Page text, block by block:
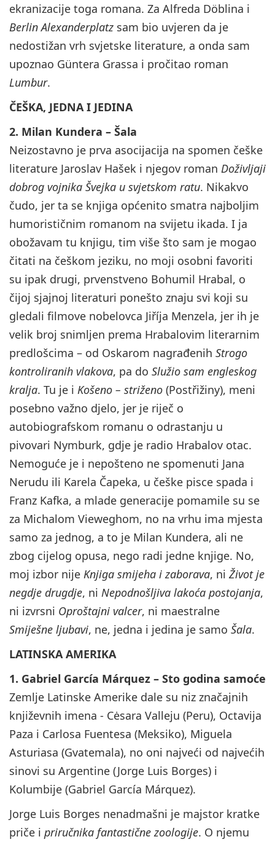
ekranizacije toga romana. Za Alfreda Döblina i
Berlin Alexanderplatz sam bio uvjeren da je
nedostižan vrh svjetske literature, a onda sam
upoznao Güntera Grassa i pročitao roman
Lumbur.
ČEŠKA, JEDNA I JEDINA
2. Milan Kundera – Šala
Neizostavno je prva asocijacija na spomen češke
literature Jaroslav Hašek i njegov roman Doživljaji
dobrog vojnika Švejka u svjetskom ratu. Nikakvo
čudo, jer ta se knjiga općenito smatra najboljim
humorističnim romanom na svijetu ikada. I ja
obožavam tu knjigu, tim više što sam je mogao
čitati na češkom jeziku, no moji osobni favoriti
su ipak drugi, prvenstveno Bohumil Hrabal, o
čijoj sjajnoj literaturi ponešto znaju svi koji su
gledali filmove nobelovca Jiříja Menzela, jer ih je
velik broj snimljen prema Hrabalovim literarnim
predlošcima – od Oskarom nagrađenih Strogo
kontroliranih vlakova, pa do Služio sam engleskog
kralja. Tu je i Košeno – striženo (Postřižiny), meni
posebno važno djelo, jer je riječ o
autobiografskom romanu o odrastanju u
pivovari Nymburk, gdje je radio Hrabalov otac.
Nemoguće je i nepošteno ne spomenuti Jana
Nerudu ili Karela Čapeka, u češke pisce spada i
Franz Kafka, a mlade generacije pomamile su se
za Michalom Vieweghom, no na vrhu ima mjesta
samo za jednog, a to je Milan Kundera, ali ne
zbog cijelog opusa, nego radi jedne knjige. No,
moj izbor nije Knjiga smijeha i zaborava, ni Život je
negdje drugdje, ni Nepodnošljiva lakoća postojanja,
ni izvrsni Oproštajni valcer, ni maestralne
Smiješne ljubavi, ne, jedna i jedina je samo Šala.
LATINSKA AMERIKA
1. Gabriel García Márquez – Sto godina samoće
Zemlje Latinske Amerike dale su niz značajnih
književnih imena - Cėsara Valleju (Peru), Octavija
Paza i Carlosa Fuentesa (Meksiko), Miguela
Asturiasa (Gvatemala), no oni najveći od najvećih
sinovi su Argentine (Jorge Luis Borges) i
Kolumbije (Gabriel García Márquez).
Jorge Luis Borges nenadmašni je majstor kratke
priče i priručnika fantastične zoologije. O njemu